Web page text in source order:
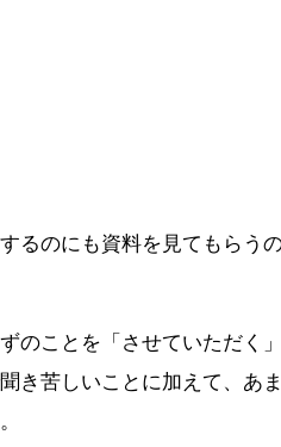
るのにも資料を見てもらう
のことを「させていただく
き苦しいことに加えて、あ